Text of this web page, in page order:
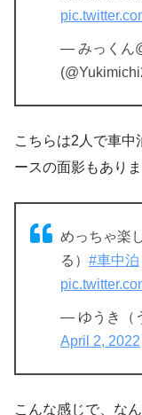
— みっくん
こちらは2人で車中
ースの面影もありま
めっちゃ楽
る） #車中泊
— ゆうき（
April 2, 2022
こんな感じで、な